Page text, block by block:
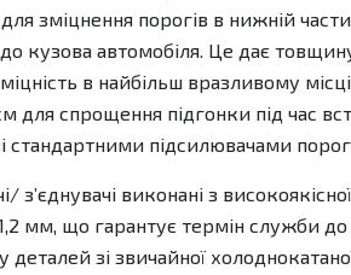
зміцнення порогів в нижній
до кузова автомобіля. Це дає
в найбільш вразливому
для спрощення підгонки під час
стандартними підсилювачами
зʼєднувачі виконані з
мм, що гарантує термін служби до
деталей зі звичайної